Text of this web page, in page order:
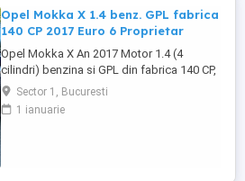
Opel Mokka X 1.4 benz. GPL fabrica
140 CP 2017 Euro 6 Proprietar
Opel Mokka X An 2017 Motor 1.4 (4
cilindri) benzina si GPL din fabrica 140 CP,
cutie manuala 6 trepte, distributie lant,
Rulaj 182.550 km reali, certificati, carte
service completa, adusa in decembrie
Sector 1, Bucuresti
1 ianuarie